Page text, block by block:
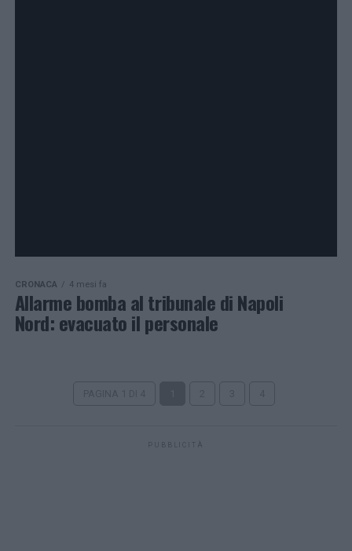
CRONACA 4 mesi fa
Allarme bomba al tribunale di Napoli
Nord: evacuato il personale
PUBBLICITÀ